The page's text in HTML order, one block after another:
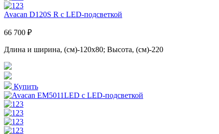
Avacan D120S R с LED-подсветкой
66 700 ₽
Длина и ширина, (см)-120x80; Высота, (см)-220
Купить